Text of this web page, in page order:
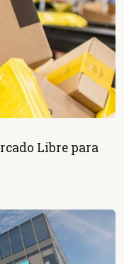
Libre para